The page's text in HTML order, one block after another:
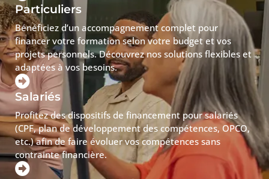
Particuliers
Bénéficiez d’un accompagnement complet pour
financer votre formation selon votre budget et vos
projets personnels. Découvrez nos solutions flexibles et
adaptées à vos besoins.
Salariés
Profitez des dispositifs de financement pour salariés
(CPF, plan de développement des compétences, OPCO,
etc.) afin de faire évoluer vos compétences sans
contrainte financière.